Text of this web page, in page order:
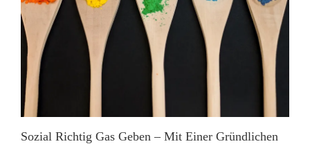
Sozial Richtig Gas Geben – Mit Einer Gründlichen